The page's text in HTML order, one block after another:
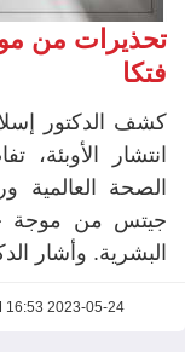
تحذيرات من
فتكا
كشف الدكتور
انتشار الأوبئة،
الصحة العالمية
جيتس من موجة
البشرية. وأشار
2023-05-24 16:53 PM